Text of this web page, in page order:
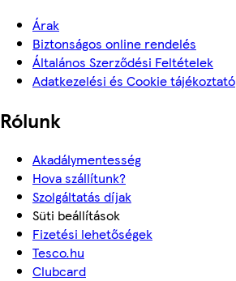
Árak
Biztonságos online rendelés
Általános Szerződési Feltételek
Adatkezelési és Cookie tájékoztató
Rólunk
Akadálymentesség
Hova szállítunk?
Szolgáltatás díjak
Süti beállítások
Fizetési lehetőségek
Tesco.hu
Clubcard